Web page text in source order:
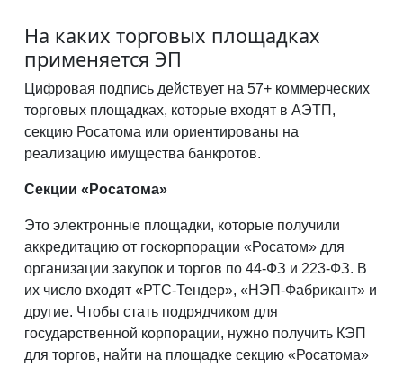
На каких торговых площадках
применяется ЭП
Цифровая подпись действует на 57+ коммерческих
торговых площадках, которые входят в АЭТП,
секцию Росатома или ориентированы на
реализацию имущества банкротов.
Секции «Росатома»
Это электронные площадки, которые получили
аккредитацию от госкорпорации «Росатом» для
организации закупок и торгов по 44-ФЗ и 223-ФЗ. В
их число входят «РТС-Тендер», «НЭП-Фабрикант» и
другие. Чтобы стать подрядчиком для
государственной корпорации, нужно получить КЭП
для торгов, найти на площадке секцию «Росатома»